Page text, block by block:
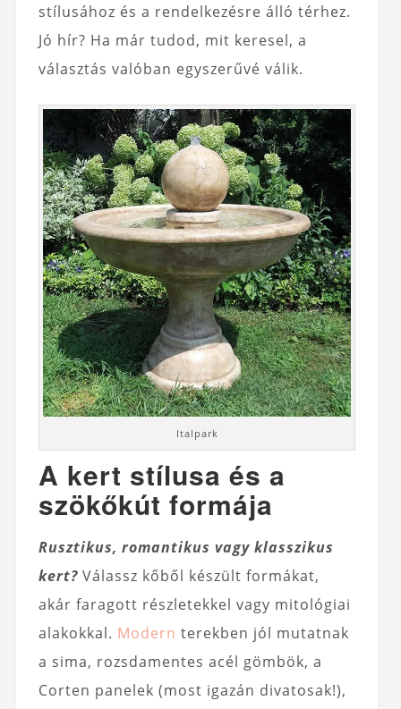
stílusához és a rendelkezésre álló térhez.
Jó hír? Ha már tudod, mit keresel, a
választás valóban egyszerűvé válik.
Italpark
A kert stílusa és a
szökőkút formája
Rusztikus, romantikus vagy klasszikus
kert?Válassz kőből készült formákat,
akár faragott részletekkel vagy mitológiai
alakokkal. Modern terekben jól mutatnak
a sima, rozsdamentes acél gömbök, a
Corten panelek (most igazán divatosak!),